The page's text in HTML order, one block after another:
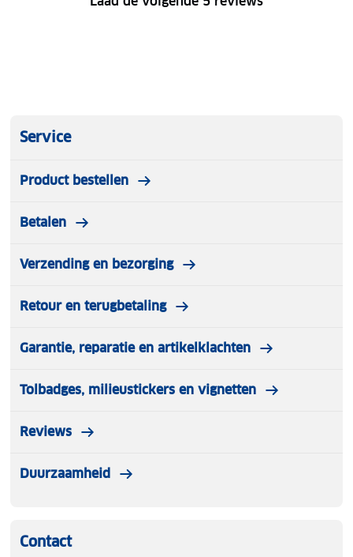
Service
Product bestellen
Betalen
Verzending en bezorging
Retour en terugbetaling
Garantie, reparatie en artikelklachten
Tolbadges, milieustickers en vignetten
Reviews
Duurzaamheid
Contact